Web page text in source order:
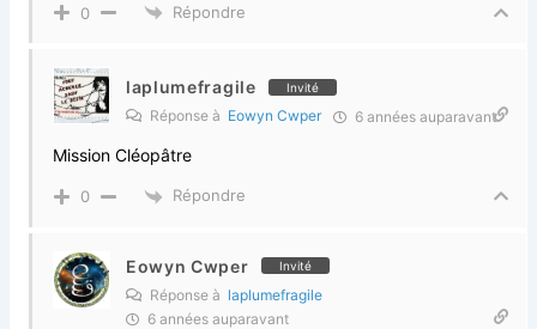
0 Répondre
laplumefragile Invité
Réponse à Eowyn Cwper 6 années auparavant
Mission Cléopâtre
0 Répondre
Eowyn Cwper Invité
Réponse à laplumefragile
6 années auparavant